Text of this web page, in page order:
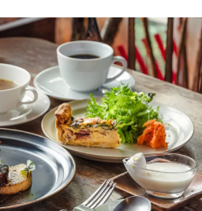
品，可以在神秘的倾斜空间中
竣工年份：矶崎新 / 1994年
和摄影：展厅内允许摄影